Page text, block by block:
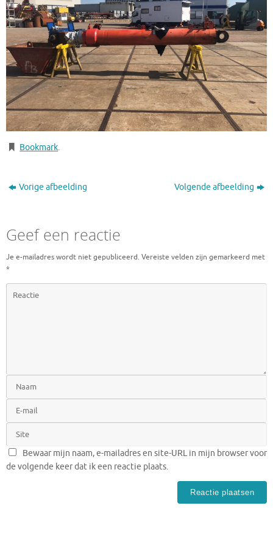
Bookmark.
Vorige afbeelding Volgende afbeelding
Geef een reactie
Je e-mailadres wordt niet gepubliceerd. Vereiste velden zijn gemarkeerd met
*
Bewaar mijn naam, e-mailadres en site-URL in mijn browser voor
de volgende keer dat ik een reactie plaats.